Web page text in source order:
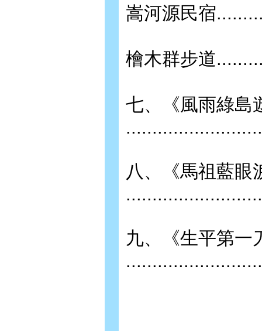
嵩河源民宿
檜木群步道
七、《風雨綠島
八、《馬祖藍眼
九、《生平第一